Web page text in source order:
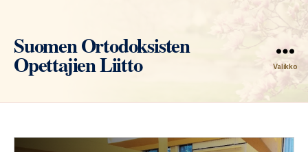
Suomen Ortodoksisten
Opettajien Liitto Valikko